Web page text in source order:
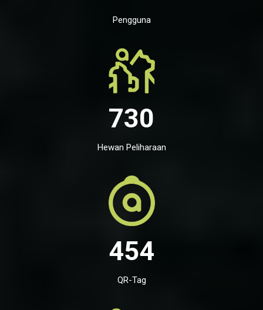
Pengguna
730
Hewan Peliharaan
454
QR-Tag